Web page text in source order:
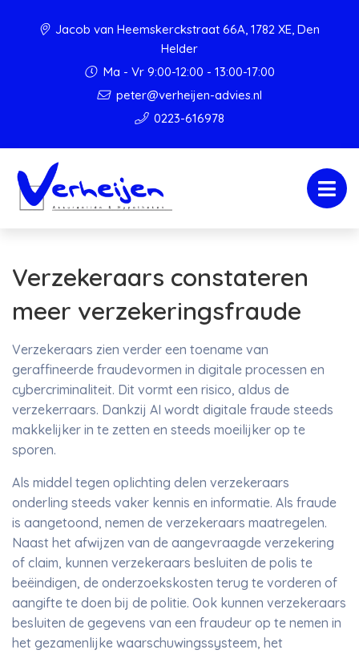
Jacob van Heemskerckstraat 66A, 1782 XE, Den
Helder
Ma - Vr 9:00-12:00 - 13:00-17:00
peter@verheijen-advies.nl
0223-616978
Verzekeraars constateren
meer verzekeringsfraude
Verzekeraars zien verder een toename van
geraffineerde fraudevormen in digitale processen en
cybercriminaliteit. Dit vormt een risico, aldus de
verzekerraars. Dankzij AI wordt digitale fraude steeds
makkelijker in te zetten en steeds moeilijker op te
sporen.
Als middel tegen oplichting delen verzekeraars
onderling steeds vaker kennis en informatie. Als fraude
is aangetoond, nemen de verzekeraars maatregelen.
Naast het afwijzen van de aangevraagde verzekering
of claim, kunnen verzekeraars besluiten de polis te
beëindigen, de onderzoekskosten terug te vorderen of
aangifte te doen bij de politie. Ook kunnen verzekeraars
besluiten de gegevens van een fraudeur op te nemen in
het gezamenlijke waarschuwingssysteem, het